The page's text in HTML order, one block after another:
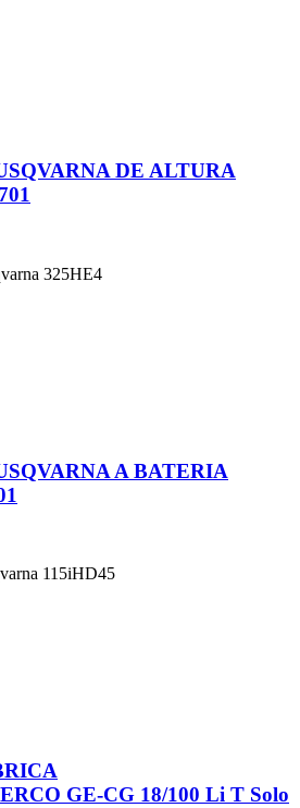
DE ALTURA
325HE4
A BATERIA
115iHD45
GE-CG 18/100 Li T Solo